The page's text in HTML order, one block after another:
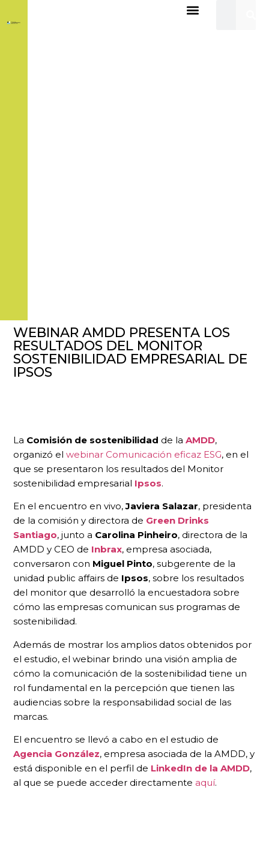
WEBINAR AMDD PRESENTA LOS
RESULTADOS DEL MONITOR
SOSTENIBILIDAD EMPRESARIAL DE
IPSOS
La Comisión de sostenibilidad de la AMDD,
organizó el webinar Comunicación eficaz ESG, en el
que se presentaron los resultados del Monitor
sostenibilidad empresarial Ipsos.
En el encuentro en vivo,Javiera Salazar, presidenta
de la comisión y directora de Green Drinks
Santiago, junto a Carolina Pinheiro, directora de la
AMDD y CEO de Inbrax, empresa asociada,
conversaron con Miguel Pinto, subgerente de la
unidad public affairs de Ipsos, sobre los resultados
del monitor que desarrolló la encuestadora sobre
cómo las empresas comunican sus programas de
sostenibilidad.
Además de mostrar los amplios datos obtenidos por
el estudio, el webinar brindo una visión amplia de
cómo la comunicación de la sostenibilidad tiene un
rol fundamental en la percepción que tienen las
audiencias sobre la responsabilidad social de las
marcas.
El encuentro se llevó a cabo en el estudio de
Agencia González, empresa asociada de la AMDD, y
está disponible en el perfil de LinkedIn de la AMDD,
al que se puede acceder directamente aquí.